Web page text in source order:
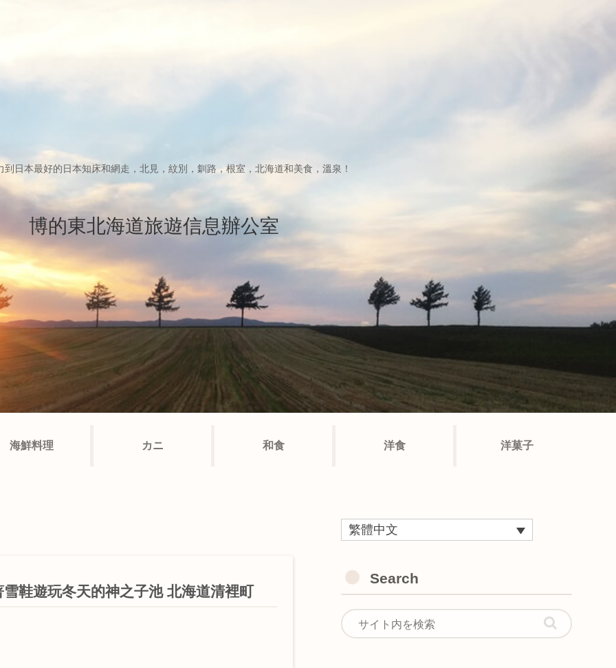
到日本最好的日本知床和網走，北見，紋別，釧路，根室，北海道和美食，溫泉！
博的東北海道旅遊信息辦公室
海鮮料理 カニ 和食 洋食 洋菓子
雪鞋遊玩冬天的神之子池 北海道清裡町
繁體中文
Search